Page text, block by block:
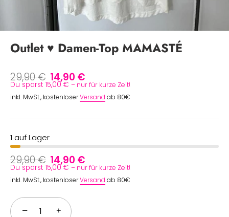
Outlet ♥ Damen-Top MAMASTÉ
29,90 € 14,90 €
Du sparst 15,00 € – nur für kurze Zeit!
inkl. MwSt., kostenloserVersand ab 80€
1 auf Lager
29,90 € 14,90 €
Du sparst 15,00 € – nur für kurze Zeit!
inkl. MwSt., kostenloserVersand ab 80€
− +